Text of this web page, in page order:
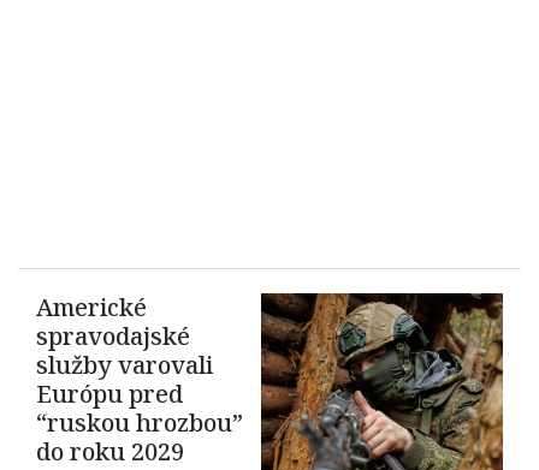
Americké
spravodajské
služby varovali
Európu pred
“ruskou hrozbou”
do roku 2029